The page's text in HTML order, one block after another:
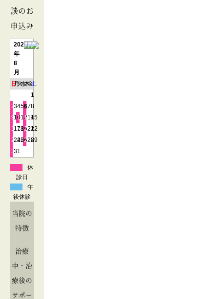
談のお
申込み
2026
年
8
月
日月火水木金土
1
2345678
9101112131415
16171819202122
23242526272829
30
31
休
診日
午
後休診
当院の
特徴
治療
中・治
療後の
サポー